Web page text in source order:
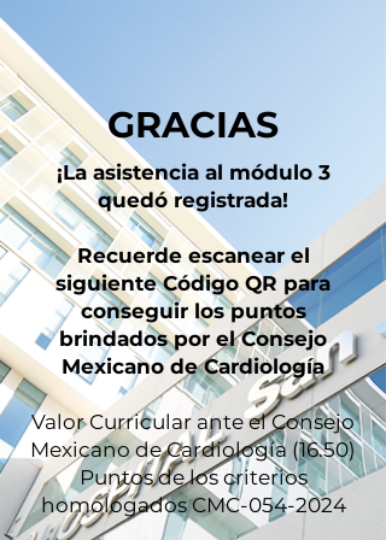
GRACIAS
¡La asistencia al módulo 3
quedó registrada!
Recuerde escanear el
siguiente Código QR para
conseguir los puntos
brindados por el Consejo
Mexicano de Cardiología
Valor Curricular ante el Consejo
Mexicano de Cardiología (16.50)
Puntos de los criterios
homologados CMC-054-2024